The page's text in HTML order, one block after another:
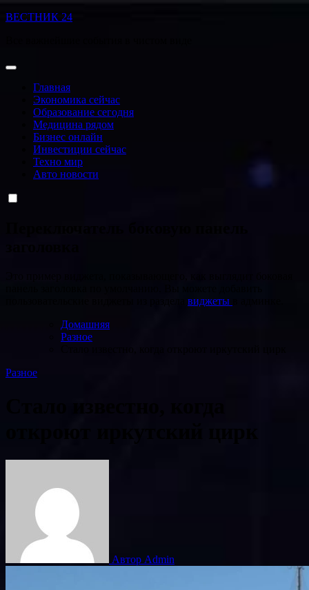
Перейти
ВЕСТНИК 24
Главная
Экономика сейчас
Образование сегодня
Медицина рядом
Бизнес онлайн
Инвестиции сейчас
Техно мир
Авто новости
виджеты
Домашняя
Разное
Разное
Автор Admin